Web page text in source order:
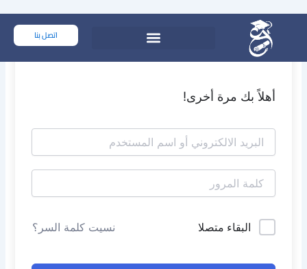
المحتوى
اتصل بنا
أهلاً بك مرة أخرى!
البقاء متصلا نسيت كلمة السر؟